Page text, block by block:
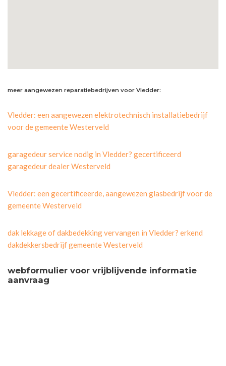
meer aangewezen reparatiebedrijven voor Vledder:
Vledder: een aangewezen elektrotechnisch installatiebedrijf
voor de gemeente Westerveld
garagedeur service nodig in Vledder? gecertificeerd
garagedeur dealer Westerveld
Vledder: een gecertificeerde, aangewezen glasbedrijf voor de
gemeente Westerveld
dak lekkage of dakbedekking vervangen in Vledder? erkend
dakdekkersbedrijf gemeente Westerveld
webformulier voor vrijblijvende informatie
aanvraag